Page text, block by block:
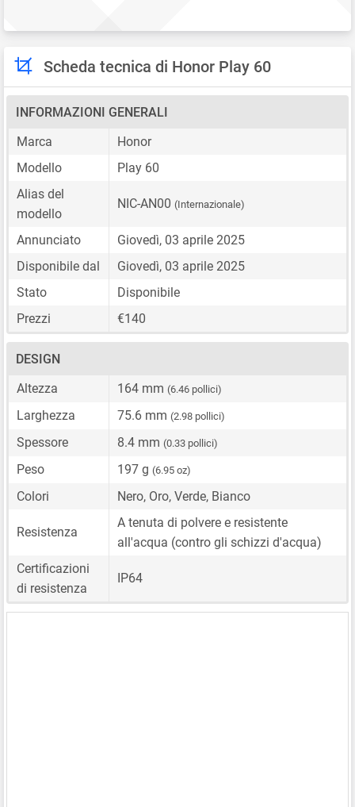
Scheda tecnica di Honor Play 60
INFORMAZIONI GENERALI
Marca
Honor
Modello
Play 60
Alias del
modello
NIC-AN00 (Internazionale)
Annunciato
Giovedì, 03 aprile 2025
Disponibile dal
Giovedì, 03 aprile 2025
Stato
Disponibile
Prezzi
€140
DESIGN
Altezza
164 mm (6.46 pollici)
Larghezza 75.6 mm (2.98 pollici)
Spessore 8.4 mm (0.33 pollici)
Peso 197 g (6.95 oz)
Colori Nero, Oro, Verde, Bianco
Resistenza
A tenuta di polvere e resistente
all'acqua (contro gli schizzi d'acqua)
Certificazioni
di resistenza
IP64